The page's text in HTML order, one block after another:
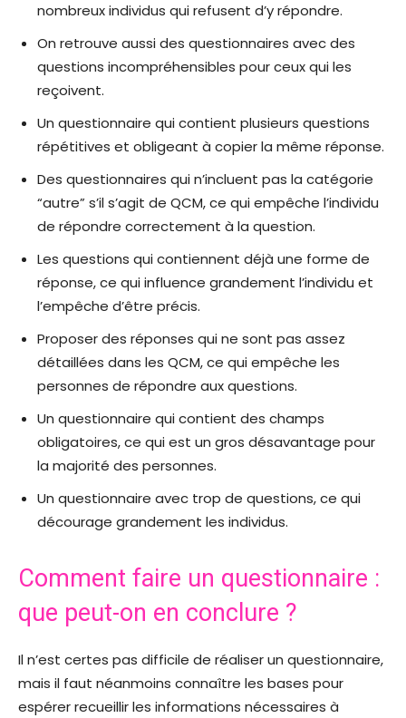
nombreux individus qui refusent d’y répondre.
On retrouve aussi des questionnaires avec des
questions incompréhensibles pour ceux qui les
reçoivent.
Un questionnaire qui contient plusieurs questions
répétitives et obligeant à copier la même réponse.
Des questionnaires qui n’incluent pas la catégorie
“autre” s’il s’agit de QCM, ce qui empêche l’individu
de répondre correctement à la question.
Les questions qui contiennent déjà une forme de
réponse, ce qui influence grandement l’individu et
l’empêche d’être précis.
Proposer des réponses qui ne sont pas assez
détaillées dans les QCM, ce qui empêche les
personnes de répondre aux questions.
Un questionnaire qui contient des champs
obligatoires, ce qui est un gros désavantage pour
la majorité des personnes.
Un questionnaire avec trop de questions, ce qui
décourage grandement les individus.
Comment faire un questionnaire :
que peut-on en conclure ?
Il n’est certes pas difficile de réaliser un questionnaire,
mais il faut néanmoins connaître les bases pour
espérer recueillir les informations nécessaires à